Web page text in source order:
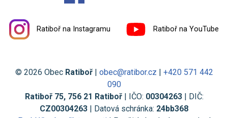
Ratiboř na Instagramu Ratiboř na YouTube
© 2026 Obec Ratiboř| obec@ratibor.cz | +420 571 442
090
Ratiboř 75, 756 21 Ratiboř| IČO: 00304263| DIČ:
CZ00304263 | Datová schránka: 24bb368